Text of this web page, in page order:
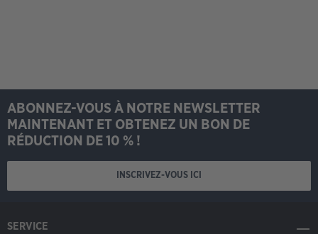
ABONNEZ-VOUS À NOTRE NEWSLETTER
MAINTENANT ET OBTENEZ UN BON DE
RÉDUCTION DE 10 % !
INSCRIVEZ-VOUS ICI
SERVICE